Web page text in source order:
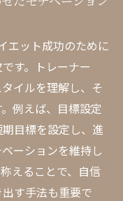
るためのポイン
パーソナルジム
焼する方法
クササイズの
でもどこでもト
エット成功のために
す。トレーナー
イルを理解し、そ
例えば、目標設定
目標を設定し、進
ーションを維持し
えることで、自信
す手法も重要で